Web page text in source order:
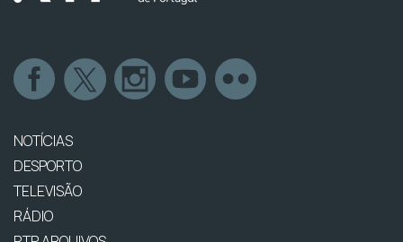
NOTÍCIAS
DESPORTO
TELEVISÃO
RÁDIO